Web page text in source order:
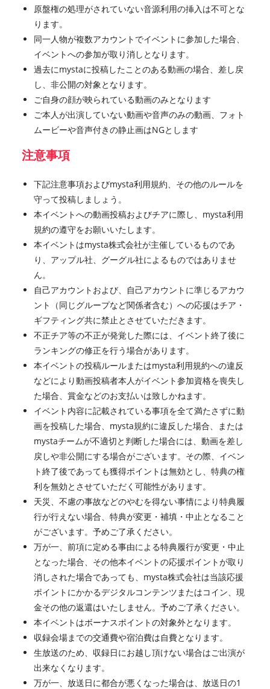
原盤権の処理がされていない音源利用の挿入は不可とな
ります。
同一人物が複数アカウントでイベントに参加した場合、
イベントへの参加が取り消しとなります。
過去にmystaに投稿したことのある動画の場合、差し戻
し、非公開の対象となります。
ご自身の顔が映られている動画のみとなります
ご本人が出演していない動画や音声のみの動画、フォト
ムービーや音声付きの静止画はNGとします
注意事項
下記注意事項およびmysta利用規約、その他のルールを
守って投稿しましょう。
本イベントへの動画投稿およびチアに際し、mysta利用
規約の遵守をお願いいたします。
本イベントはmysta株式会社が主催しているものであ
り、アップル社、グーグル社によるものではありませ
ん。
自己アカウントおよび、自己アカウントに準じるアカウ
ント（同じグループなど関係者含む）への応援はチア・
ギフティング共に禁止とさせていただきます。
不正チア等の不正が発覚した際には、イベント終了後に
ランキングの修正を行う場合があります。
本イベントの投稿ルールまたはmysta利用規約への違反
などにより動画投稿者本人がイベント参加資格を喪失し
た場合、賞金などのお支払いは致しかねます。
イベント内容に記載されている事項を全て満たさずに動
画を投稿した場合、mysta規約に違反した場合、または
mystaチームが不適切と判断した場合には、動画を差し
戻しや非公開にする場合がございます。その際、イベン
ト終了後であっても獲得ポイントは無効とし、特典の権
利を無効とさせていただく可能性があります。
天災、不慮の事故などのやむを得ない事情により特典履
行が行えない場合、特典が変更・補填・中止となること
がございます。予めご了承ください。
万が一、前項に定める事由による特典履行が変更・中止
となった場合、その他本イベントの応援ポイントが取り
消しされた場合であっても、mysta株式会社は当該応援
ポイントにかかるデジタルコンテンツまたはコイン、現
金その他の返還はいたしません。予めご了承ください。
本イベントはボーナスポイントの対象外となります。
収録会場までの交通費や宿泊費は自費となります。
生放送のため、収録日にお越し頂けない場合はご出演が
出来なくなります。
万が一、放送日に都合が悪くなった場合は、放送日の1